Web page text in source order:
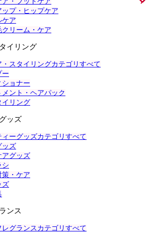
ップ・ヒップケア
ケア
クリーム・ケア
イリング
・スタイリングカテゴリすべて
ー
ショナー
メント・ヘアパック
イリング
ッズ
ィーグッズカテゴリすべて
ッズ
アグッズ
シ
策・ケア
ズ
ンス
レグランスカテゴリすべて